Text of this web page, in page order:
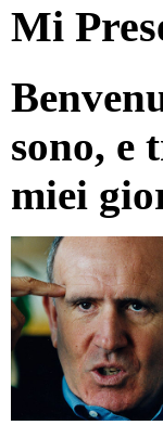
Mi
sono, e
miei